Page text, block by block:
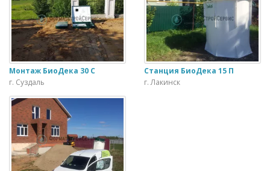
Монтаж БиоДека 30 С
г. Суздаль
Станция БиоДека 15 П
г. Лакинск